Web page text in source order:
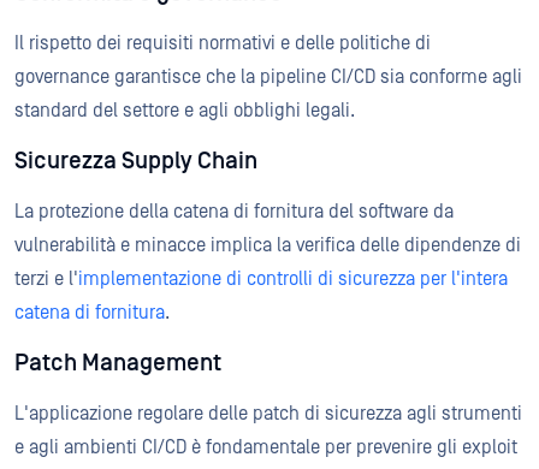
Il rispetto dei requisiti normativi e delle politiche di
governance garantisce che la pipeline CI/CD sia conforme agli
standard del settore e agli obblighi legali.
Sicurezza Supply Chain
La protezione della catena di fornitura del software da
vulnerabilità e minacce implica la verifica delle dipendenze di
terzi e l'implementazione di controlli di sicurezza per l'intera
catena di fornitura.
Patch Management
L'applicazione regolare delle patch di sicurezza agli strumenti
e agli ambienti CI/CD è fondamentale per prevenire gli exploit